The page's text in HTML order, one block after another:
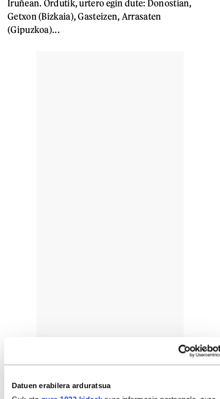
Datuen erabilera arduratsua
Iruñean. Ordutik, urtero egin dute: Donostian,
Getxon (Bizkaia), Gasteizen, Arrasaten
(Gipuzkoa)...
GAIAK
Euskaltzaleen Topagunea
Bagera